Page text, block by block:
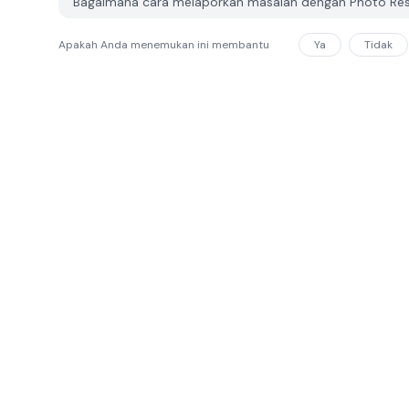
Apakah Anda menemukan ini membantu Ya Tidak